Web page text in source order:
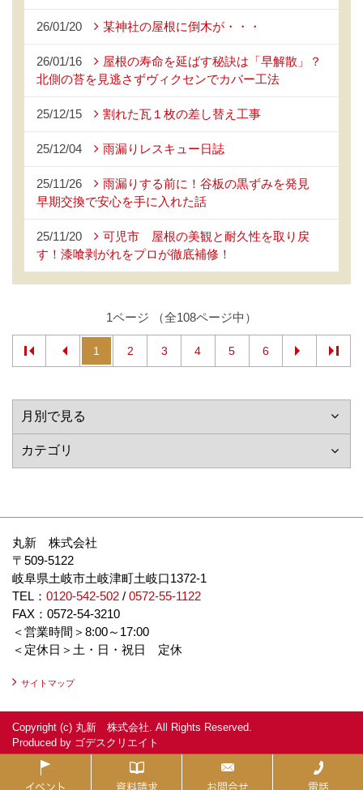
26/01/20 某神社の屋根に倒木が・・・
26/01/16
屋根の寿命を延ばす秘訣は「早解散」？
北側の苔を見逃さずヴィクセンでカバー工法
25/12/15 割れた瓦１枚の差し替え工事
25/12/04 雨漏りレスキュー日誌
25/11/26
雨漏りする前に！谷板の黒ずみを発見
早期交換で安心を手に入れた話
25/11/20
可児市 屋根の美観と耐久性を取り戻
す！漆喰剥がれをプロが徹底補修！
1ページ （全108ページ中）
1 2 3 4 5 6
丸新 株式会社
〒509-5122
岐阜県土岐市土岐津町土岐口1372-1
TEL： 0120-542-502 / 0572-55-1122
FAX：0572-54-3210
＜営業時間＞8:00～17:00
＜定休日＞土・日・祝日 定休
サイトマップ
Copyright (c) 丸新 株式会社. All Rights Reserved.
Produced by ゴデスクリエイト
イベント 資料請求 お問合せ 電話